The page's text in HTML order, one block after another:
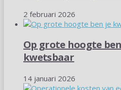
2 februari 2026
Op grote hoogte
kwetsbaar
14 januari 2026